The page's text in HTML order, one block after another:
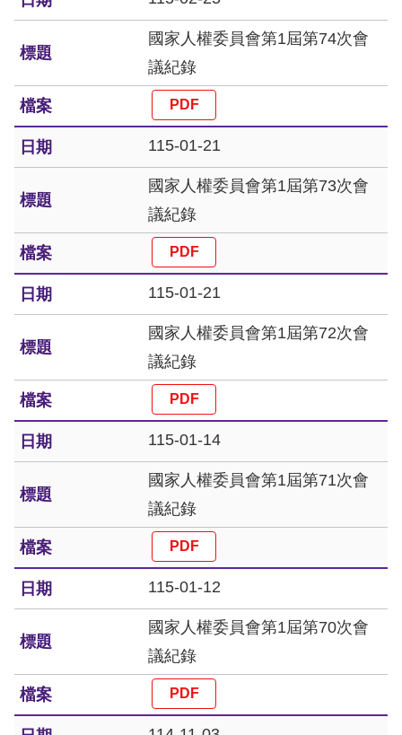
網
安
全
政
隱
私
權
保
護
策
政
網
站
資
料
放
宣
告
國家人權委員會第1屆第74次會
議紀錄
115-01-21
國家人權委員會第1屆第73次會
議紀錄
115-01-21
國家人權委員會第1屆第72次會
議紀錄
115-01-14
國家人權委員會第1屆第71次會
議紀錄
115-01-12
國家人權委員會第1屆第70次會
議紀錄